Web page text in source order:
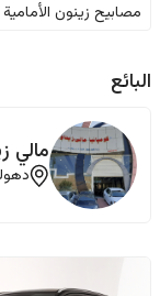
مصابيح زينون الأمامية
البائع
مالي